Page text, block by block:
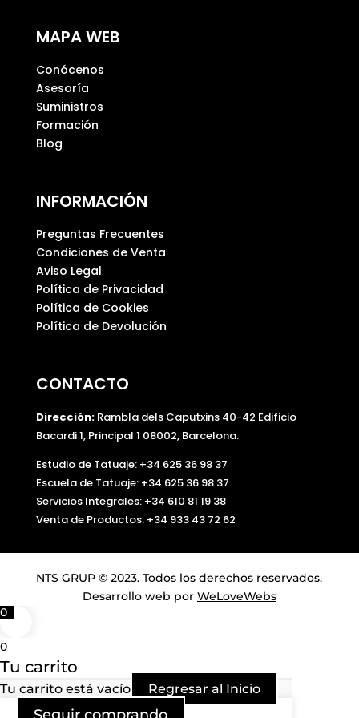
o
a
c
í
o
.
MAPA WEB
Conócenos
Asesoría
Suministros
Formación
Blog
INFORMACIÓN
Preguntas Frecuentes
Condiciones de Venta
Aviso Legal
Política de Privacidad
Política de Cookies
Política de Devolución
CONTACTO
Dirección:Rambla dels Caputxins 40-42 Edificio
Bacardi 1, Principal 1 08002, Barcelona.
Estudio de Tatuaje: +34 625 36 98 37
Escuela de Tatuaje: +34 625 36 98 37
Servicios Integrales: +34 610 81 19 38
Venta de Productos: +34 933 43 72 62
NTS GRUP © 2023. Todos los derechos reservados.
Desarrollo web por WeLoveWebs
0
0
Tu carrito
Tu carrito está vacío Regresar al Inicio